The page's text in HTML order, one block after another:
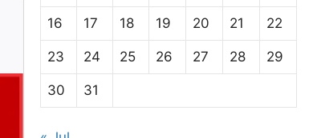
16 17 18 19 20 21 22
23 24 25 26 27 28 29
30 31